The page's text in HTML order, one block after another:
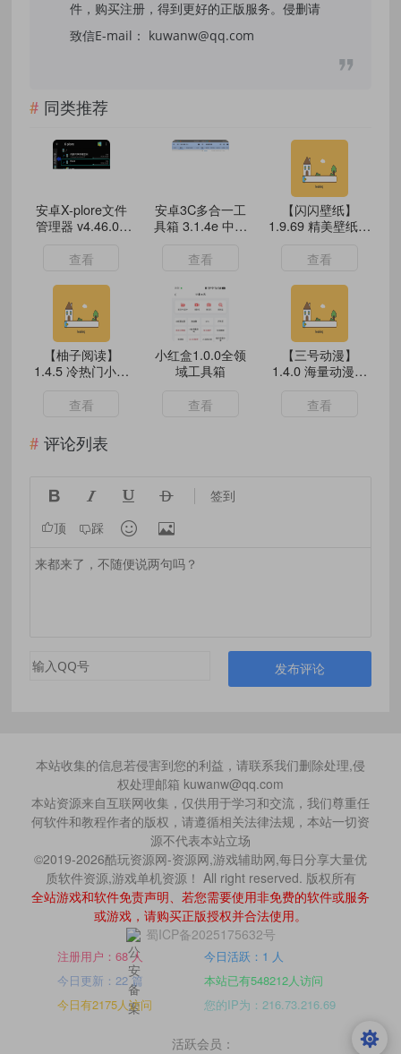
件，购买注册，得到更好的正版服务。侵删请
致信E-mail： kuwanw@qq.com
同类推荐
安卓X-plore文件
管理器 v4.46.00
查看
安卓3C多合一工
具箱 3.1.4e 中文
查看
【闪闪壁纸】
1.9.69 精美壁纸免
查看
【柚子阅读】
1.4.5 冷热门小说
广告
查看
小红盒1.0.0全领
域工具箱
查看
【三号动漫】
1.4.0 海量动漫资
查看
评论列表
    签到
顶 踩  
发布评论
本站收集的信息若侵害到您的利益，请联系我们删除处理,侵
权处理邮箱 kuwanw@qq.com
本站资源来自互联网收集，仅供用于学习和交流，我们尊重任
何软件和教程作者的版权，请遵循相关法律法规，本站一切资
源不代表本站立场
©2019-2026酷玩资源网-资源网,游戏辅助网,每日分享大量优
质软件资源,游戏单机资源！ All right reserved. 版权所有
全站游戏和软件免责声明、若您需要使用非免费的软件或服务
或游戏，请购买正版授权并合法使用。
蜀ICP备2025175632号
注册用户：68 人
今日活跃：1 人
今日更新：22 篇
本站已有548212人访问
今日有2175人访问
您的IP为：216.73.216.69
活跃会员：